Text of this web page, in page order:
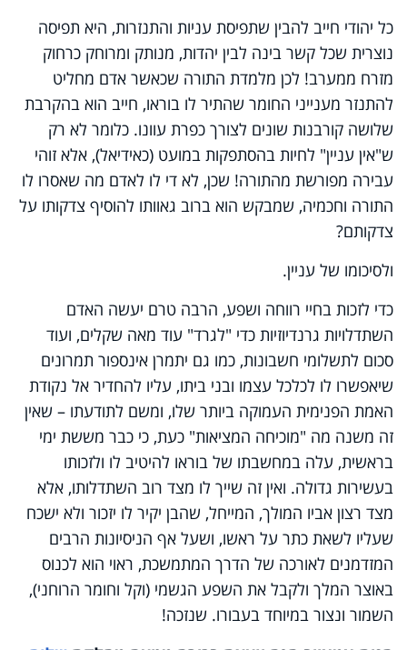
כל יהודי חייב להבין שתפיסת עניות והתנזרות, היא תפיסה
נוצרית שכל קשר בינה לבין יהדות, מנותק ומרוחק כרחוק
מזרח ממערב! לכן מלמדת התורה שכאשר אדם מחליט
להתנזר מענייני החומר שהתיר לו בוראו, חייב הוא בהקרבת
שלושה קורבנות שונים לצורך כפרת עוונו. כלומר לא רק
ש"אין עניין" לחיות בהסתפקות במועט (כאידיאל), אלא זוהי
עבירה מפורשת מהתורה! שכן, לא די לו לאדם מה שאסרו לו
התורה וחכמיה, שמבקש הוא ברוב גאוותו להוסיף צדקותו על
צדקותם?
ולסיכומו של עניין.
כדי לזכות בחיי רווחה ושפע, הרבה טרם יעשה האדם
השתדלויות גרנדיוזיות כדי "לגרד" עוד מאה שקלים, ועוד
סכום לתשלומי חשבונות, כמו גם יתמרן אינספור תמרונים
שיאפשרו לו לכלכל עצמו ובני ביתו, עליו להחדיר אל נקודת
האמת הפנימית העמוקה ביותר שלו, ומשם לתודעתו – שאין
זה משנה מה "מוכיחה המציאות" כעת, כי כבר מששת ימי
בראשית, עלה במחשבתו של בוראו להיטיב לו ולזכותו
בעשירות גדולה. ואין זה שייך לו מצד רוב השתדלותו, אלא
מצד רצון אביו המולך, המייחל, שהבן יקיר לו יזכור ולא ישכח
שעליו לשאת כתר על ראשו, ושעל אף הניסיונות הרבים
המזדמנים לאורכה של הדרך המתמשכת, ראוי הוא לכנוס
באוצר המלך ולקבל את השפע הגשמי (וקל וחומר הרוחני),
השמור ונצור במיוחד בעבורו. שנזכה!